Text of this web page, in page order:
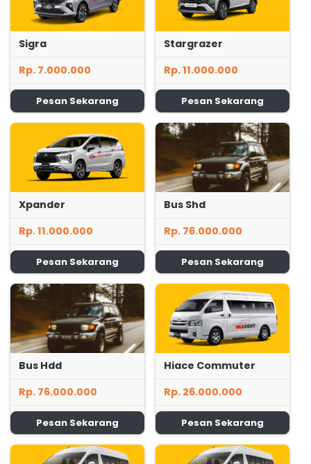
Sigra
Rp. 7.000.000
Pesan Sekarang
Stargrazer
Rp. 11.000.000
Pesan Sekarang
Xpander
Rp. 11.000.000
Pesan Sekarang
Bus Shd
Rp. 76.000.000
Pesan Sekarang
Bus Hdd
Rp. 76.000.000
Pesan Sekarang
Hiace Commuter
Rp. 26.000.000
Pesan Sekarang